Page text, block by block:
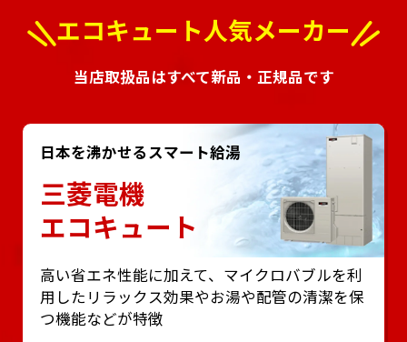
エコキュート人気メーカー
当店取扱品はすべて新品・正規品です
日本を沸かせるスマート給湯
三菱電機
エコキュート
⾼い省エネ性能に加えて、マイクロバブルを利
⽤したリラックス効果やお湯や配管の清潔を保
つ機能などが特徴